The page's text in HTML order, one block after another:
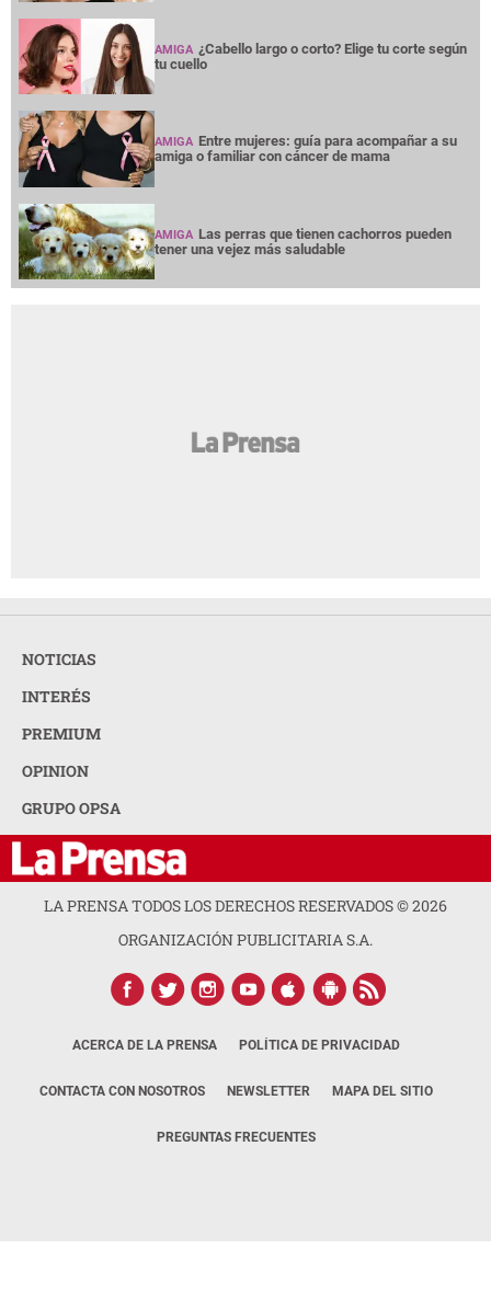
AMIGA ¿Cabello largo o corto? Elige tu corte según
tu cuello
AMIGA Entre mujeres: guía para acompañar a su
amiga o familiar con cáncer de mama
AMIGA Las perras que tienen cachorros pueden
tener una vejez más saludable
NOTICIAS
INTERÉS
PREMIUM
OPINION
GRUPO OPSA
LA PRENSA TODOS LOS DERECHOS RESERVADOS ©2026
ORGANIZACIÓN PUBLICITARIA S.A.
ACERCA DE LA PRENSA POLÍTICA DE PRIVACIDAD
CONTACTA CON NOSOTROS NEWSLETTER MAPA DEL SITIO
PREGUNTAS FRECUENTES